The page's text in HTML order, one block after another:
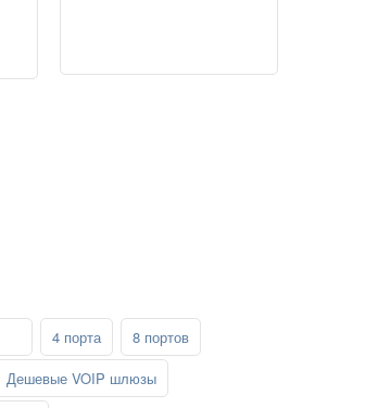
4 порта
8 портов
Дешевые VOIP шлюзы